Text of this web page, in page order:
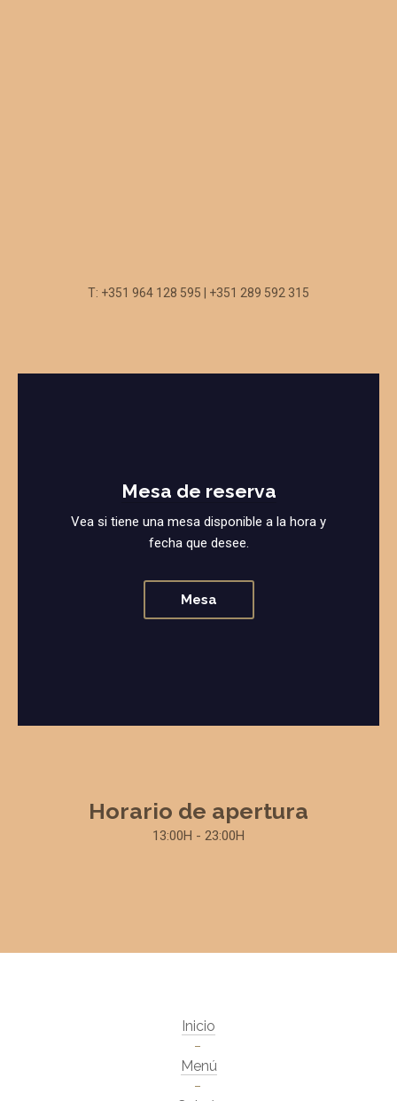
T: +351 964 128 595 | +351 289 592 315
Mesa de reserva
Vea si tiene una mesa disponible a la hora y
fecha que desee.
Mesa
Horario de apertura
13:00H - 23:00H
Inicio
Menú